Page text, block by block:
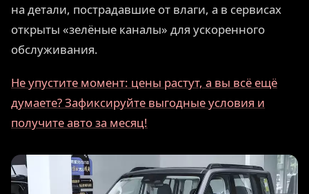
на детали, пострадавшие от влаги, а в сервисах
открыты «зелёные каналы» для ускоренного
обслуживания.
Не упустите момент: цены растут, а вы всё ещё
думаете? Зафиксируйте выгодные условия и
получите авто за месяц!